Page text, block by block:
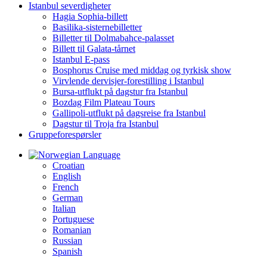
Istanbul severdigheter
Hagia Sophia-billett
Basilika-sisternebilletter
Billetter til Dolmabahce-palasset
Billett til Galata-tårnet
Istanbul E-pass
Bosphorus Cruise med middag og tyrkisk show
Virvlende dervisjer-forestilling i Istanbul
Bursa-utflukt på dagstur fra Istanbul
Bozdag Film Plateau Tours
Gallipoli-utflukt på dagsreise fra Istanbul
Dagstur til Troja fra Istanbul
Gruppeforespørsler
Language
Croatian
English
French
German
Italian
Portuguese
Romanian
Russian
Spanish